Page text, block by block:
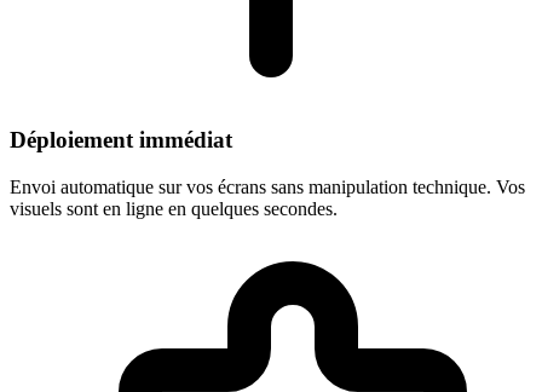
Déploiement immédiat
Envoi automatique sur vos écrans sans manipulation technique. Vos
visuels sont en ligne en quelques secondes.